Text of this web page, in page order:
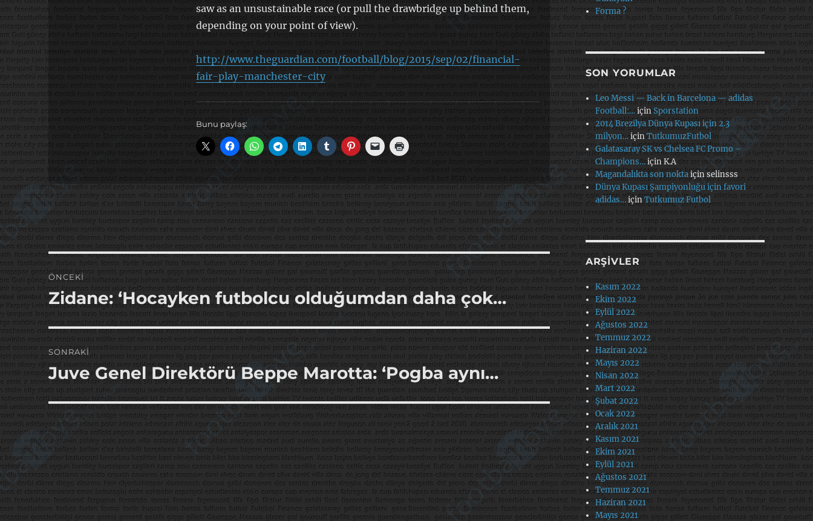
saw as an unsustainable race (or pull the drawbridge up behind them,
depending on your point of view).
http://www.theguardian.com/football/blog/2015/sep/02/financial-
fair-play-manchester-city
Bunu paylaş:
Yazı
gezinmesi
ÖNCEKI
Önceki
yazı:
Zidane: ‘Hocayken futbolcu olduğumdan daha çok…
SONRAKI
Sonraki
yazı:
Juve Genel Direktörü Beppe Marotta: ‘Pogba aynı…
Forma ?
SON YORUMLAR
Leo Messi — Back in Barcelona — adidas
Football:…içinSporstation
2014 Brezilya Dünya Kupası için 2.3
milyon…içinTutkumuzFutbol
Galatasaray SK vs Chelsea FC Promo –
Champions…içinK.A
Magandalıkta son noktaiçinselinsss
Dünya Kupası Şampiyonluğu için favori
adidas…içinTutkumuz Futbol
ARŞIVLER
Kasım 2022
Ekim 2022
Eylül 2022
Ağustos 2022
Temmuz 2022
Haziran 2022
Mayıs 2022
Nisan 2022
Mart 2022
Şubat 2022
Ocak 2022
Aralık 2021
Kasım 2021
Ekim 2021
Eylül 2021
Ağustos 2021
Temmuz 2021
Haziran 2021
Mayıs 2021